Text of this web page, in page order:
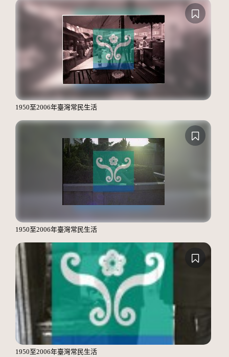
1950至2006年臺灣常民生活
1950至2006年臺灣常民生活
1950至2006年臺灣常民生活